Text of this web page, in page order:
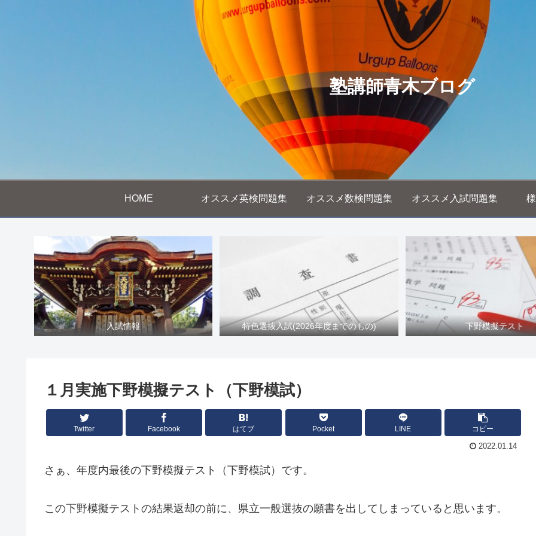
塾講師青木ブログ
HOME オススメ英検問題集 オススメ数検問題集 オススメ入試問題集
入試情報 特色選抜入試(2026年度までのもの) 下野模擬テスト
１月実施下野模擬テスト（下野模試）
Twitter Facebook はてブ Pocket LINE コピー
2022.01.14
さぁ、年度内最後の下野模擬テスト（下野模試）です。
この下野模擬テストの結果返却の前に、県立一般選抜の願書を出してしまっていると思います。